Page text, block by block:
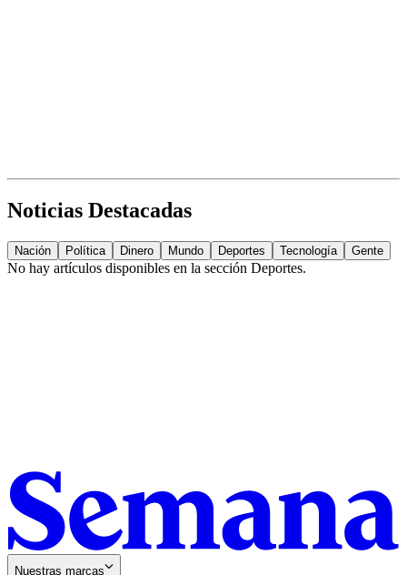
Noticias Destacadas
Nación Política Dinero Mundo Deportes Tecnología Gente
No hay artículos disponibles en la sección Deportes.
Nuestras marcas